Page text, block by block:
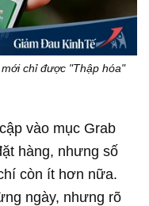
chỉ được "Thập hóa"
vào mục Grab
hàng, nhưng số
còn ít hơn nữa.
ngày, nhưng rõ